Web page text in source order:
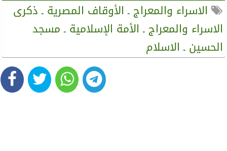
الاسراء والمعراج ـ الأوقاف المصرية ـ ذكرى
الاسراء والمعراج ـ الأمة الإسلامية ـ مسجد
الحسين ـ الاسلام